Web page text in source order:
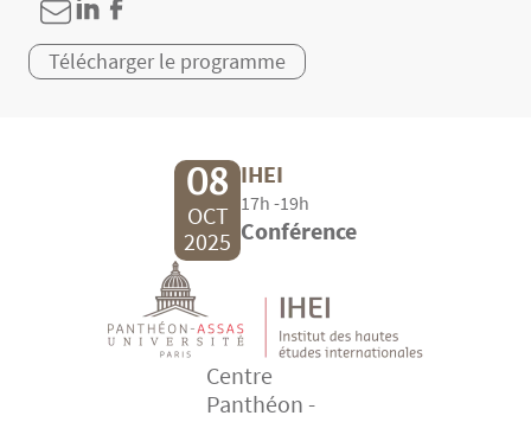
Télécharger le programme
08
OCT
2025
IHEI
17h -19h
Conférence
Centre
Panthéon -